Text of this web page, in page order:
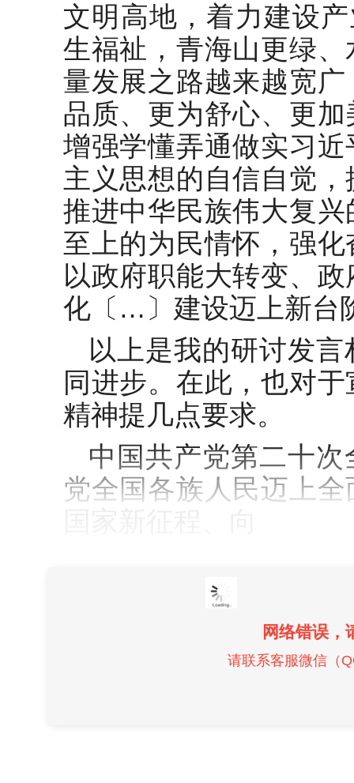
文明高地，着力建设
生福祉，青海山更绿
量发展之路越来越宽
品质、更为舒心、更
增强学懂弄通做实习
主义思想的自信自觉
推进中华民族伟大复
至上的为民情怀，强
以政府职能大转变、
化〔…〕建设迈上新台
以上是我的研讨发
同进步。在此，也对
精神提几点要求。
中国共产党第二十
党全国各族人民迈上
网络错误，
请联系客服微信（